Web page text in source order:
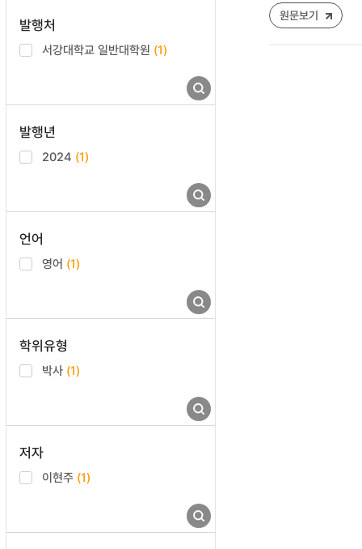
발행처
서강대학교 일반대학원 (1)
발행년
2024 (1)
언어
영어 (1)
학위유형
박사 (1)
저자
이현주 (1)
원문보기